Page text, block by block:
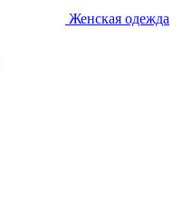
Женская одежда